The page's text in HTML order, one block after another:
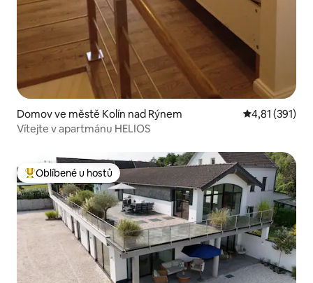
Domov ve městě Kolín nad Rýnem Průměrné
4,81 (391)
Vítejte v apartmánu HELIOS
Nejlepší v kategorii Oblíbené u hostů
Oblíbené u hostů